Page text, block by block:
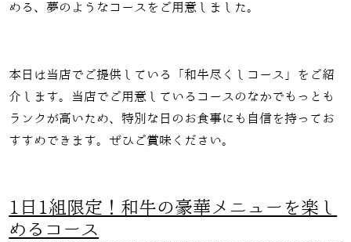
める、夢のようなコースをご用意しました。
本日は当店でご提供している「和牛尽くしコース」をご紹
介します。当店でご用意しているコースのなかでもっとも
ランクが高いため、特別な日のお食事にも自信を持ってお
すすめできます。ぜひご賞味ください。
1日1組限定！和牛の豪華メニューを楽し
めるコース